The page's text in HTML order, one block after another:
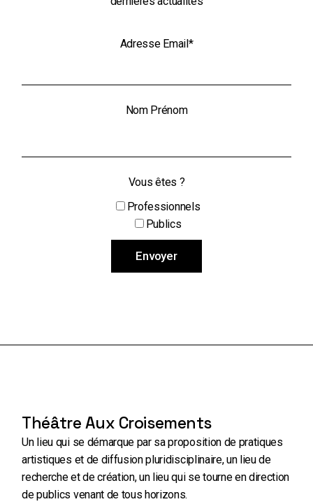
Adresse Email*
Nom Prénom
Vous êtes ?
Professionnels
Publics
Théâtre Aux Croisements
Un lieu qui se démarque par sa proposition de pratiques
artistiques et de diffusion pluridisciplinaire, un lieu de
recherche et de création, un lieu qui se tourne en direction
de publics venant de tous horizons.